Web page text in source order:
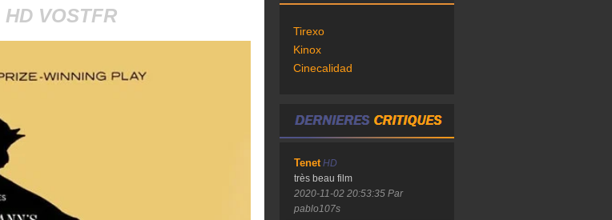
HD VOSTFR
Tirexo
Kinox
Cinecalidad
TenetHD
très beau film
2020-11-02 20:53:35 Par
pablo107s